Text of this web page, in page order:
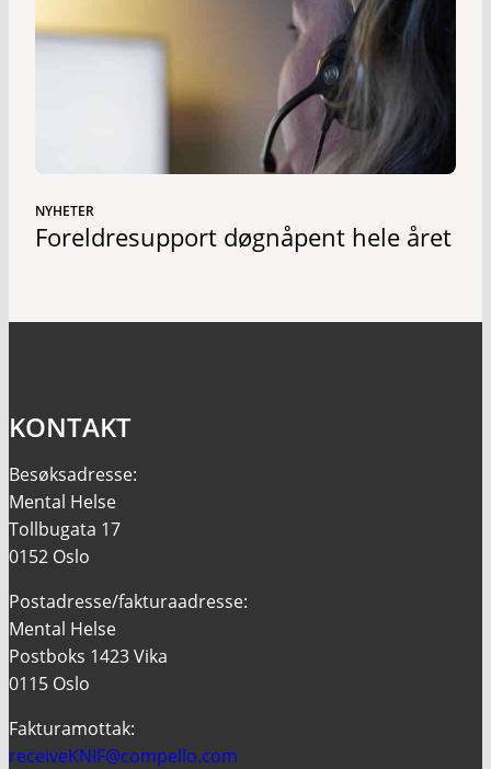
NYHETER
Foreldresupport døgnåpent hele året
KONTAKT
Besøksadresse:
Mental Helse
Tollbugata 17
0152 Oslo
Postadresse/fakturaadresse:
Mental Helse
Postboks 1423 Vika
0115 Oslo
Fakturamottak:
receiveKNIF@compello.com